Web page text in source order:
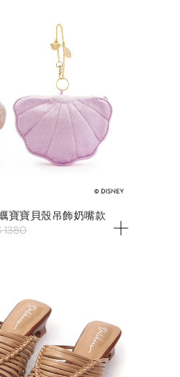
寶寶貝殼吊飾奶嘴款
1380